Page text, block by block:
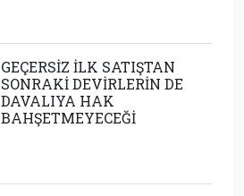
GEÇERSİZ İLK SATIŞTAN
SONRAKİ DEVİRLERİN DE
DAVALIYA HAK
BAHŞETMEYECEĞİ